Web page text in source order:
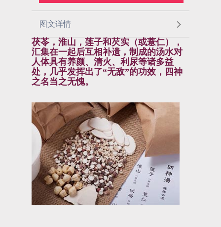
图文详情
茯苓，淮山，莲子和芡实（或薏仁），
汇集在一起后互相补遗，制成的汤水对
人体具有养颜、清火、利尿等诸多益
处，几乎发挥出了“无敌”的功效，四神
之名当之无愧。